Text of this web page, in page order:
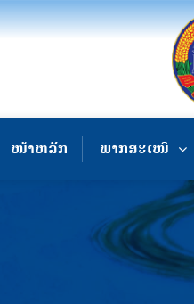
ໜ້າຫລັກ ພາກສະເໜີ